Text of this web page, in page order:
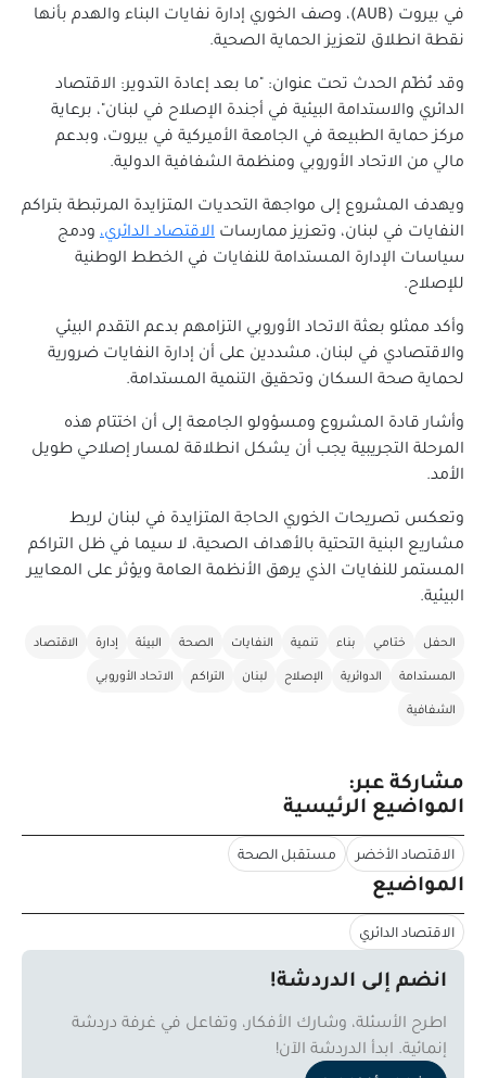
في بيروت (AUB)، وصف الخوري إدارة نفايات البناء والهدم بأنها
نقطة انطلاق لتعزيز الحماية الصحية.
وقد نُظّم الحدث تحت عنوان: "ما بعد إعادة التدوير: الاقتصاد
الدائري والاستدامة البيئية في أجندة الإصلاح في لبنان"، برعاية
مركز حماية الطبيعة في الجامعة الأميركية في بيروت، وبدعم
مالي من الاتحاد الأوروبي ومنظمة الشفافية الدولية.
ويهدف المشروع إلى مواجهة التحديات المتزايدة المرتبطة بتراكم
النفايات في لبنان، وتعزيز ممارسات الاقتصاد الدائري، ودمج
سياسات الإدارة المستدامة للنفايات في الخطط الوطنية
للإصلاح.
وأكد ممثلو بعثة الاتحاد الأوروبي التزامهم بدعم التقدم البيئي
والاقتصادي في لبنان، مشددين على أن إدارة النفايات ضرورية
لحماية صحة السكان وتحقيق التنمية المستدامة.
وأشار قادة المشروع ومسؤولو الجامعة إلى أن اختتام هذه
المرحلة التجريبية يجب أن يشكل انطلاقة لمسار إصلاحي طويل
الأمد.
وتعكس تصريحات الخوري الحاجة المتزايدة في لبنان لربط
مشاريع البنية التحتية بالأهداف الصحية، لا سيما في ظل التراكم
المستمر للنفايات الذي يرهق الأنظمة العامة ويؤثر على المعايير
البيئية.
الحفل ختامي بناء تنمية النفايات الصحة البيئة إدارة
الاقتصاد
المستدامة
الدوائرية الإصلاح لبنان التراكم
الاتحاد الأوروبي
الشفافية
مشاركة عبر:
المواضيع الرئيسية
الاقتصاد الأخضر مستقبل الصحة
المواضيع
الاقتصاد الدائري
انضم إلى الدردشة!
اطرح الأسئلة، وشارك الأفكار، وتفاعل في غرفة دردشة
إنمائية. ابدأ الدردشة الآن!